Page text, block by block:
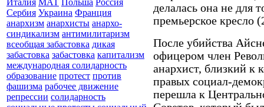
Италия МАТ Польша Россия
Сербия Украина Франция
анархизм анархисты анархо-
синдикализм антимилитаризм
всеобщая забастовка дикая
забастовка забастовка капитализм
международная солидарность
образование протест против
фашизма рабочее движение
репрессии солидарность
делалась она не для
премьерское кресло
После убийства
офицером член
анархист, близкий к
правых социал-
перешла к